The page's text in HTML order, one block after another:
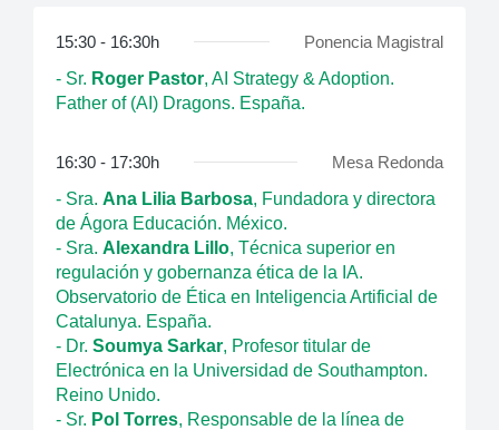
15:30 - 16:30h
Ponencia Magistral
- Sr. Roger Pastor, AI Strategy & Adoption.
Father of (AI) Dragons. España.
16:30 - 17:30h
Mesa Redonda
- Sra. Ana Lilia Barbosa, Fundadora y directora
de Ágora Educación. México.
- Sra. Alexandra Lillo, Técnica superior en
regulación y gobernanza ética de la IA.
Observatorio de Ética en Inteligencia Artificial de
Catalunya. España.
- Dr. Soumya Sarkar, Profesor titular de
Electrónica en la Universidad de Southampton.
Reino Unido.
- Sr. Pol Torres, Responsable de la línea de